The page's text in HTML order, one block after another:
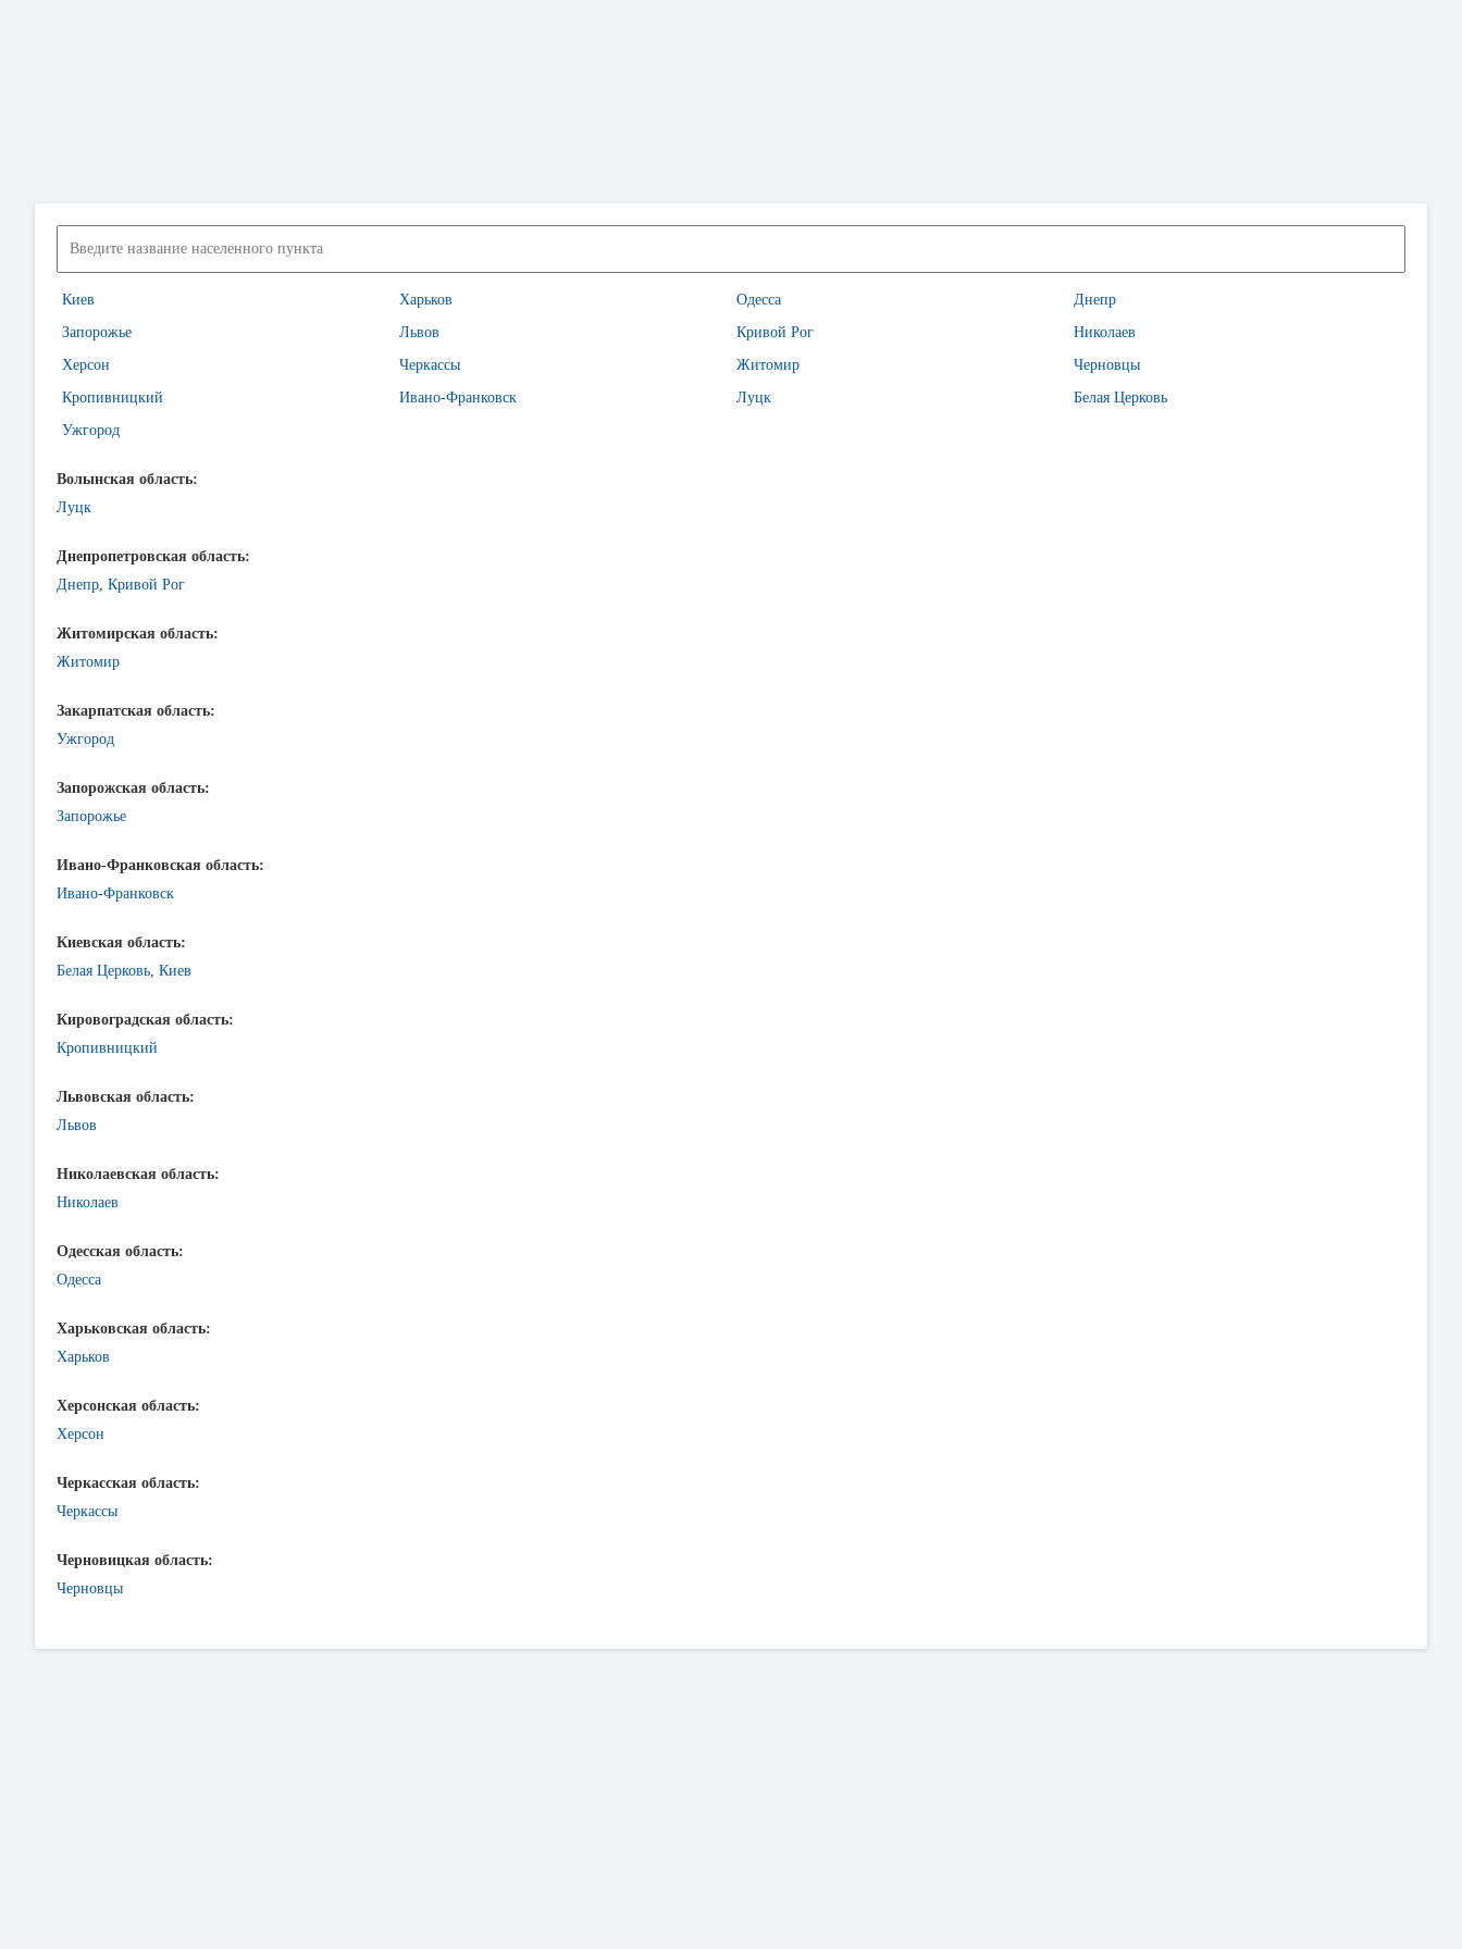
Киев Харьков Одесса
Днепр
Запорожье
Львов Кривой Рог
Николаев
Херсон
Черкассы Житомир
Черновцы
Кропивницкий
Ивано-Франковск Луцк
Белая Церковь
Ужгород
Волынская область:
Луцк
Днепропетровская область:
Днепр, Кривой Рог
Житомирская область:
Житомир
Закарпатская область:
Ужгород
Запорожская область:
Запорожье
Ивано-Франковская область:
Ивано-Франковск
Киевская область:
Белая Церковь, Киев
Кировоградская область:
Кропивницкий
Львовская область:
Львов
Николаевская область:
Николаев
Одесская область:
Одесса
Харьковская область:
Харьков
Херсонская область:
Херсон
Черкасская область:
Черкассы
Черновицкая область:
Черновцы